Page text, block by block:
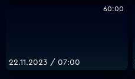
60:00
22.11.2023 / 07:00